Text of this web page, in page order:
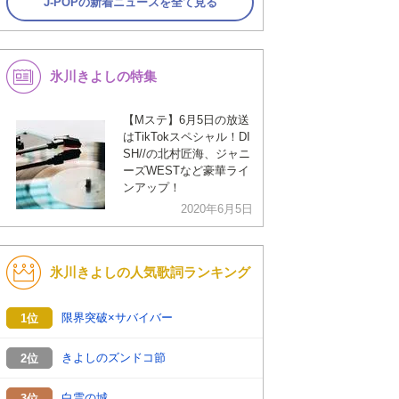
氷川きよしの特集
【Mステ】6月5日の放送
はTikTokスペシャル！DI
SH//の北村匠海、ジャニ
ーズWESTなど豪華ライ
ンアップ！
2020年6月5日
氷川きよしの人気歌詞ランキング
1位 限界突破×サバイバー
2位 きよしのズンドコ節